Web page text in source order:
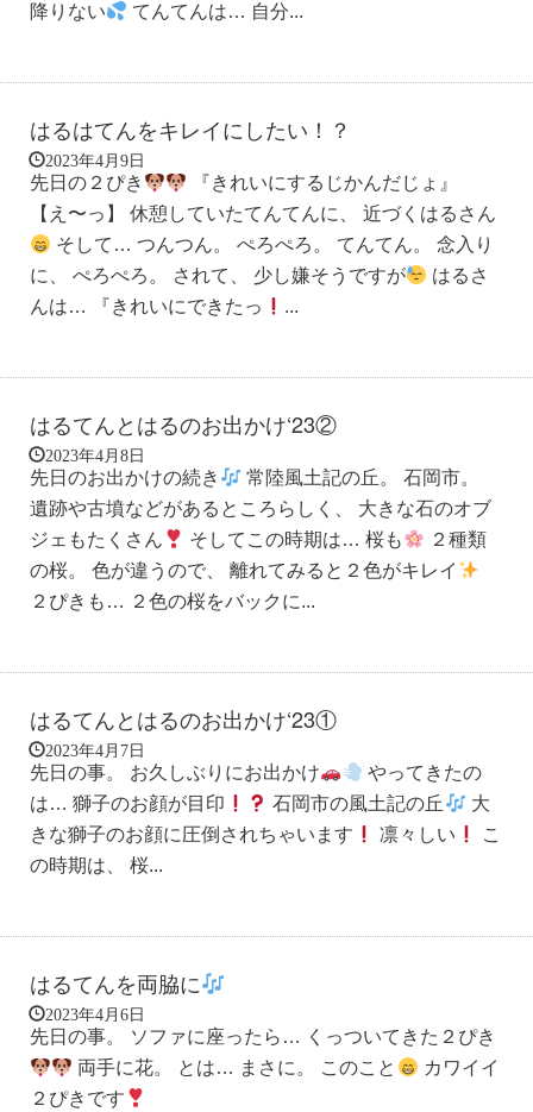
降りない
てんてんは… 自分...
はるはてんをキレイにしたい！？
2023年4月9日
先日の２ぴき
『きれいにするじかんだじょ』
【え〜っ】 休憩していたてんてんに、 近づくはるさん
そして… つんつん。 ぺろぺろ。 てんてん。 念入り
に、 ぺろぺろ。 されて、 少し嫌そうですが
はるさ
んは… 『きれいにできたっ
...
はるてんとはるのお出かけ‘23②
2023年4月8日
先日のお出かけの続き
常陸風土記の丘。 石岡市。
遺跡や古墳などがあるところらしく、 大きな石のオブ
ジェもたくさん
そしてこの時期は… 桜も
２種類
の桜。 色が違うので、 離れてみると２色がキレイ
２ぴきも… ２色の桜をバックに...
はるてんとはるのお出かけ‘23①
2023年4月7日
先日の事。 お久しぶりにお出かけ
やってきたの
は… 獅子のお顔が目印
石岡市の風土記の丘
大
きな獅子のお顔に圧倒されちゃいます
凛々しい
こ
の時期は、 桜...
はるてんを両脇に
2023年4月6日
先日の事。 ソファに座ったら… くっついてきた２ぴき
両手に花。 とは… まさに。 このこと
カワイイ
２ぴきです